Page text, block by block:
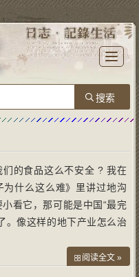
T
o
l
e
n
i
n
的食品这么不安全 ? 我在
为什么这么难》里讲过地沟
看它，那可能是中国“最完
。像这样的地下产业怎么治
过多久啊，大家现在看到的
阅读全文 »